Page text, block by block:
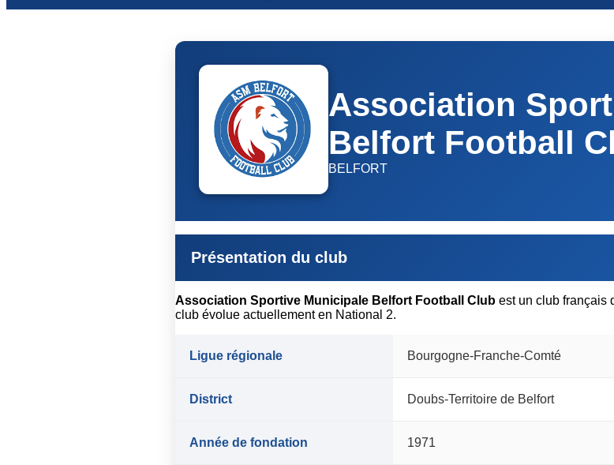
Association
Belfort Football
BELFORT
Présentation du club
Association Sportive Municipale Belfort Football Club est un club français
club évolue actuellement en National 2.
Ligue régionale Bourgogne-Franche-Comté
District Doubs-Territoire de Belfort
Année de fondation 1971